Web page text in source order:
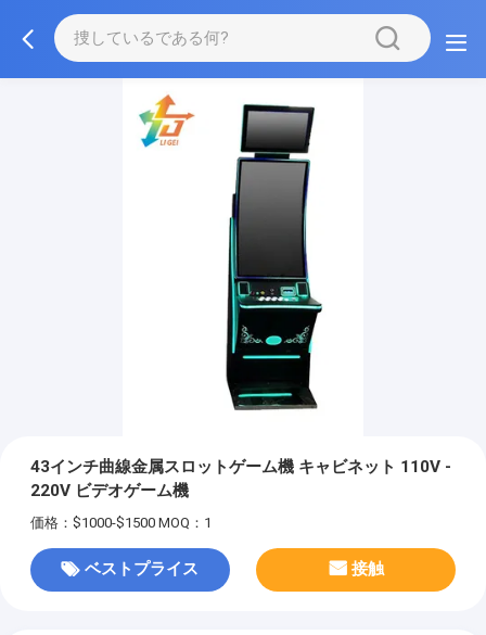
43インチ曲線金属スロットゲーム機 キャビネット 110V -
220V ビデオゲーム機
価格：$1000-$1500 MOQ：1
ベストプライス 接触